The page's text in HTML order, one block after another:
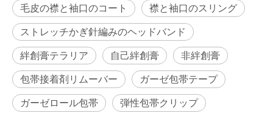
毛皮の襟と袖口のコート
襟と袖口のスリング
ストレッチかぎ針編みのヘッドバンド
絆創膏テラリア
自己絆創膏
非絆創膏
包帯接着剤リムーバー
ガーゼ包帯テープ
ガーゼロール包帯
弾性包帯クリップ